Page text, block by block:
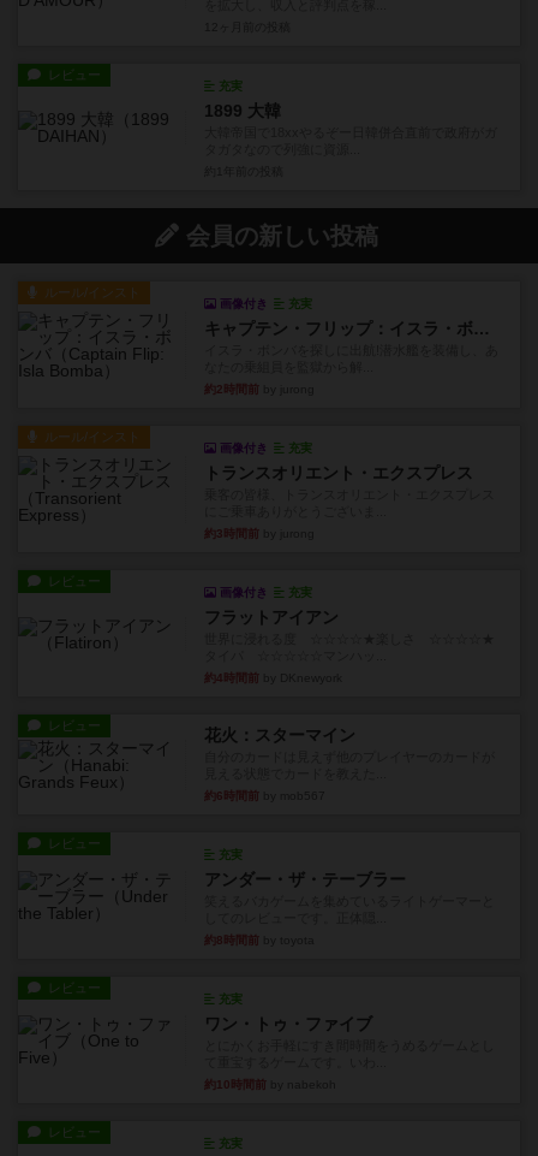
レビュー
充実
1899 大韓
会員の新しい投稿
ルール/インスト
画像付き 充実
キャプテン・フリップ：イスラ・ボンバ
約2時間前
ルール/インスト
画像付き 充実
トランスオリエント・エクスプレス
約3時間前
レビュー
画像付き 充実
フラットアイアン
約4時間前
レビュー 花火：スターマイン
約6時間前
レビュー
充実
アンダー・ザ・テーブラー
約8時間前
レビュー
充実
ワン・トゥ・ファイブ
約10時間前
レビュー
充実